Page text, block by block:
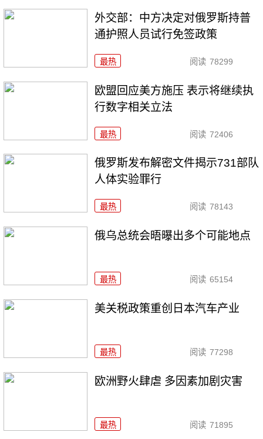
外交部：中方决定对俄罗斯持普
通护照人员试行免签政策
最热 阅读 78299
欧盟回应美方施压 表示将继续执
行数字相关立法
最热 阅读 72406
俄罗斯发布解密文件揭示731部队
人体实验罪行
最热 阅读 78143
俄乌总统会晤曝出多个可能地点
最热 阅读 65154
美关税政策重创日本汽车产业
最热 阅读 77298
欧洲野火肆虐 多因素加剧灾害
最热 阅读 71895